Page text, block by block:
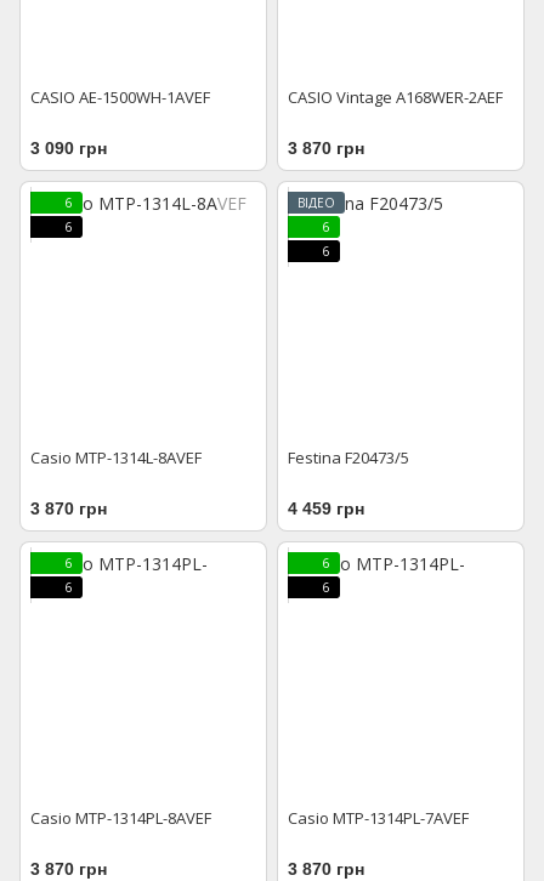
CASIO AE-1500WH-1AVEF
3 090 грн
CASIO Vintage A168WER-2AEF
3 870 грн
6
6
Casio MTP-1314L-8AVEF
3 870 грн
ВІДЕО
6
6
Festina F20473/5
4 459 грн
6
6
Casio MTP-1314PL-8AVEF
3 870 грн
6
6
Casio MTP-1314PL-7AVEF
3 870 грн